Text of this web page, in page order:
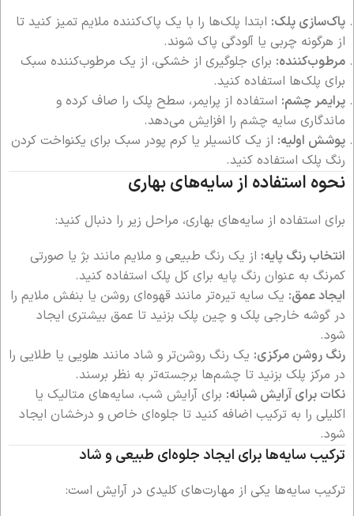
پاک‌سازی پلک: ابتدا پلک‌ها را با یک پاک‌کننده ملایم تمیز کنید تا
از هرگونه چربی یا آلودگی پاک شوند.
مرطوب‌کننده: برای جلوگیری از خشکی، از یک مرطوب‌کننده سبک
برای پلک‌ها استفاده کنید.
پرایمر چشم: استفاده از پرایمر، سطح پلک را صاف کرده و
ماندگاری سایه چشم را افزایش می‌دهد.
پوشش اولیه: از یک کانسیلر یا کرم پودر سبک برای یکنواخت کردن
رنگ پلک استفاده کنید.
نحوه استفاده از سایه‌های بهاری
برای استفاده از سایه‌های بهاری، مراحل زیر را دنبال کنید:
انتخاب رنگ پایه: از یک رنگ طبیعی و ملایم مانند بژ یا صورتی
کمرنگ به عنوان رنگ پایه برای کل پلک استفاده کنید.
ایجاد عمق: یک سایه تیره‌تر مانند قهوه‌ای روشن یا بنفش ملایم را
در گوشه خارجی پلک و چین پلک بزنید تا عمق بیشتری ایجاد
شود.
رنگ روشن مرکزی: یک رنگ روشن‌تر و شاد مانند هلویی یا طلایی را
در مرکز پلک بزنید تا چشم‌ها برجسته‌تر به نظر برسند.
نکات برای آرایش شبانه: برای آرایش شب، سایه‌های متالیک یا
اکلیلی را به ترکیب اضافه کنید تا جلوه‌ای خاص و درخشان ایجاد
شود.
ترکیب سایه‌ها برای ایجاد جلوه‌ای طبیعی و شاد
ترکیب سایه‌ها یکی از مهارت‌های کلیدی در آرایش است: